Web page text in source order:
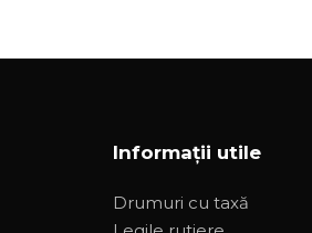
Informații utile
Drumuri cu taxă